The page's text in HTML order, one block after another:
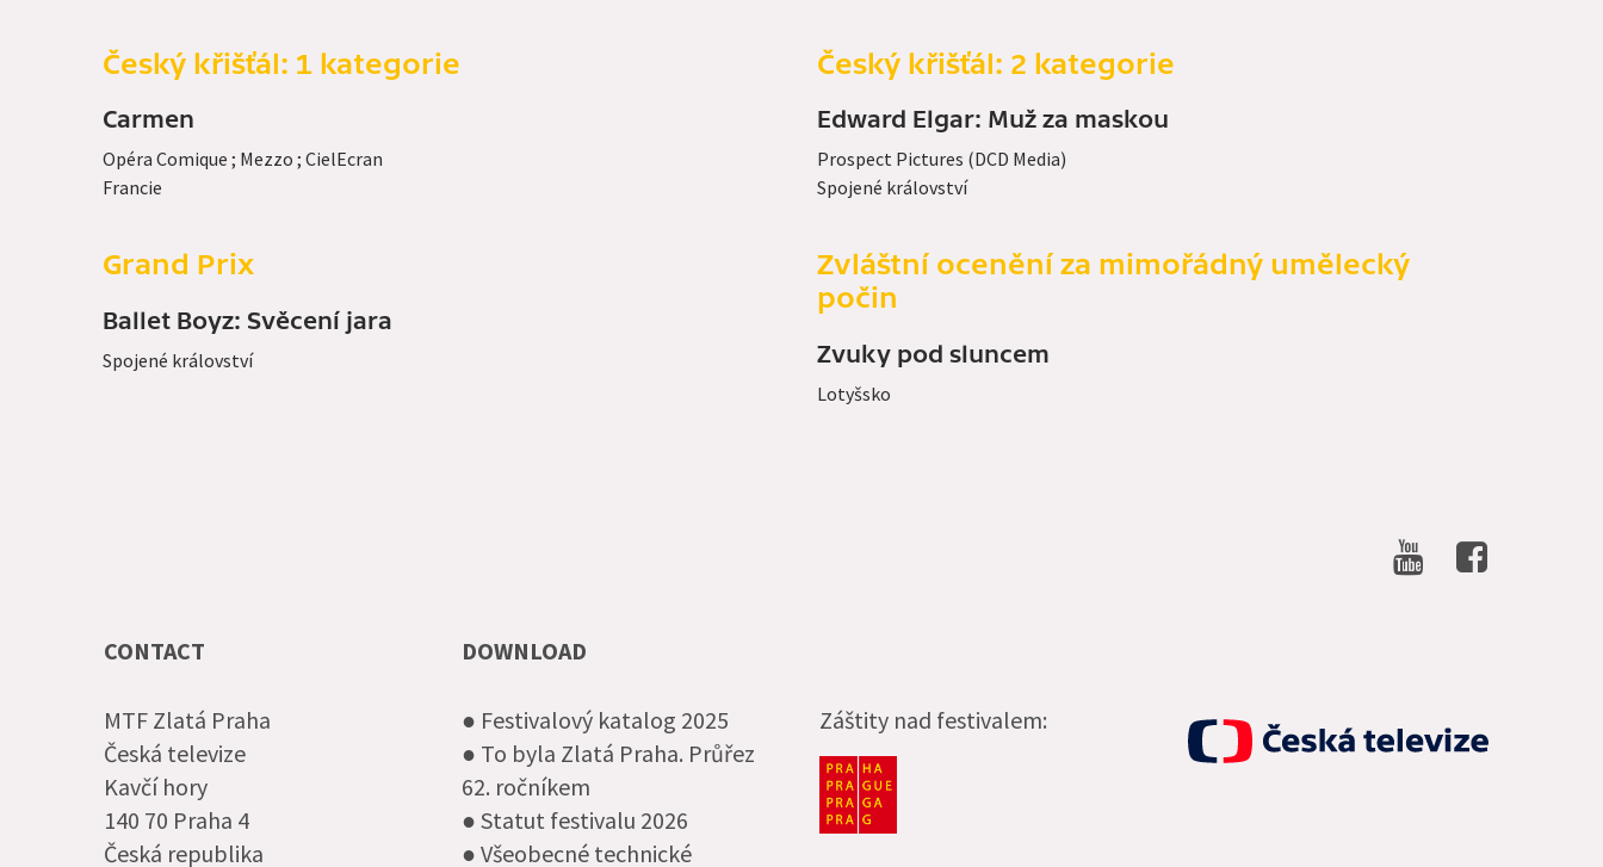
Český křišťál: 1 kategorie
Carmen
Opéra Comique ; Mezzo ; CielEcran
Francie
Český křišťál: 2 kategorie
Edward Elgar: Muž za maskou
Prospect Pictures (DCD Media)
Spojené království
Grand Prix
Ballet Boyz: Svěcení jara
Spojené království
Zvláštní ocenění za mimořádný umělecký
počin
Zvuky pod sluncem
Lotyšsko
CONTACT
MTF Zlatá Praha
Česká televize
Kavčí hory
140 70 Praha 4
Česká republika
DOWNLOAD
● Festivalový katalog 2025
● To byla Zlatá Praha. Průřez
62. ročníkem
● Statut festivalu 2026
● Všeobecné technické
Záštity nad festivalem:
SOCIAL